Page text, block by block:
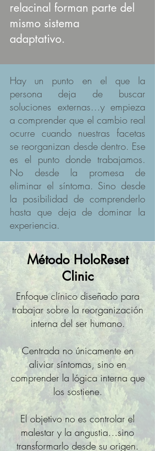
relacinal forman parte del
mismo sistema
adaptativo.
Hay un punto en el que la
persona deja de buscar
soluciones externas…y empieza
a comprender que el cambio real
ocurre cuando nuestras facetas
se reorganizan desde dentro. Ese
es el punto donde trabajamos.
No desde la promesa de
eliminar el síntoma. Sino desde
la posibilidad de comprenderlo
hasta que deja de dominar la
experiencia.
Método HoloReset
Clinic
Enfoque clínico diseñado para
trabajar sobre la reorganización
interna del ser humano.
Centrada no únicamente en
aliviar síntomas, sino en
comprender la lógica interna que
los sostiene.
El objetivo no es controlar el
malestar y la angustia…sino
transformarlo desde su origen.